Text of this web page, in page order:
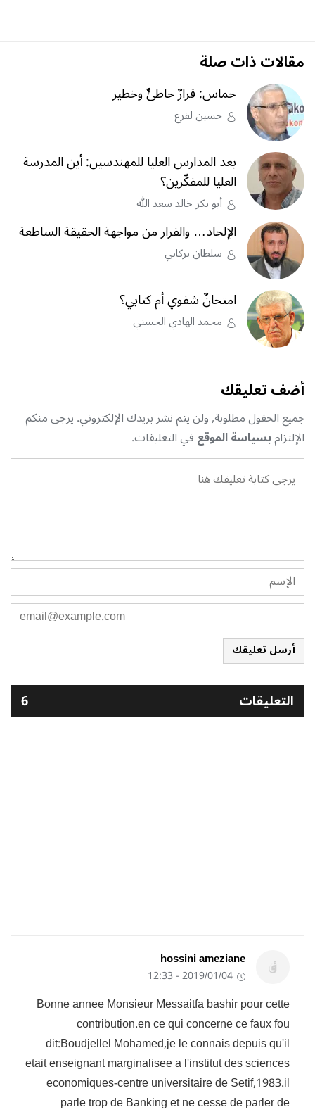
مقالات ذات صلة
حماس: قرارٌ خاطئٌ وخطير
حسين لقرع
بعد المدارس العليا للمهندسين: أين المدرسة
العليا للمفكّرين؟
أبو بكر خالد سعد الله
الإلحاد… والفرار من مواجهة الحقيقة الساطعة
سلطان بركاني
امتحانٌ شفوي أم كتابي؟
محمد الهادي الحسني
أضف تعليقك
جميع الحقول مطلوبة, ولن يتم نشر بريدك الإلكتروني. يرجى منكم
الإلتزامبسياسة الموقعفي التعليقات.
أرسل تعليقك
التعليقات 6
hossini ameziane
2019/01/04 - 12:33
Bonne annee Monsieur Messaitfa bashir pour cette
contribution.en ce qui concerne ce faux fou
dit:Boudjellel Mohamed,je le connais depuis qu'il
etait enseignant marginalisee a l'institut des sciences
economiques-centre universitaire de Setif,1983.il
parle trop de Banking et ne cesse de parler de